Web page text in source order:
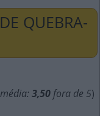
QUEBRA-
3,50 fora de 5)